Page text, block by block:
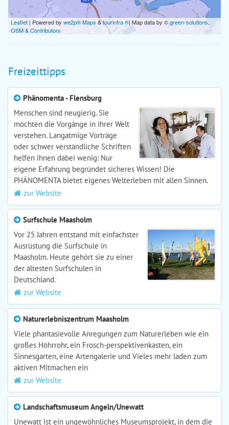
Leaflet | Powered by we2p® Maps &tourinfra ®| Map data by ©green-solutions,
OSM & Contributors
Freizeittipps
Phänomenta - Flensburg
Menschen sind neugierig. Sie
möchten die Vorgänge in ihrer Welt
verstehen. Langatmige Vorträge
oder schwer verständliche Schriften
helfen ihnen dabei wenig: Nur
eigene Erfahrung begründet sicheres Wissen! Die
PHÄNOMENTA bietet eigenes Welterleben mit allen Sinnen.
zur Website
Surfschule Maasholm
Vor 25 Jahren entstand mit einfachster
Ausrüstung die Surfschule in
Maasholm. Heute gehört sie zu einer
der ältesten Surfschulen in
Deutschland.
zur Website
Naturerlebniszentrum Maasholm
Viele phantasievolle Anregungen zum Naturerleben wie ein
großes Höhrrohr, ein Frosch-perspektivenkasten, ein
Sinnesgarten, eine Artengalerie und Vieles mehr laden zum
aktiven Mitmachen ein
zur Website
Landschaftsmuseum Angeln/Unewatt
Unewatt ist ein ungewöhnliches Museumsprojekt, in dem die